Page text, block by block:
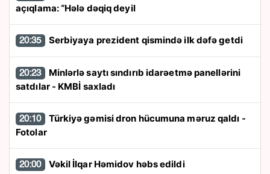
açıqlama: “Hələ dəqiq deyil
20:35 Serbiyaya prezident qismində ilk dəfə getdi
20:23
satdılar - KMBİ saxladı
20:10
Fotolar
20:00 Vəkil İlqar Həmidov həbs edildi